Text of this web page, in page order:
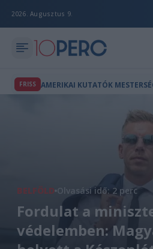
2026. Augusztus 9.
FRISS
BELFÖLD Olvasási idő: 2 perc
Fordulat a
védelemben: